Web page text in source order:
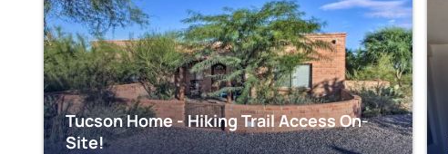
Tucson Home - Hiking Trail Access On-
Site!